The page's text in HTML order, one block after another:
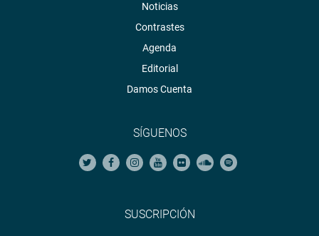
Noticias
Contrastes
Agenda
Editorial
Damos Cuenta
SÍGUENOS
SUSCRIPCIÓN